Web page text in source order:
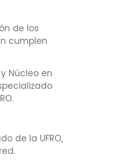
de los
cumplen
Núcleo en
de la UFRO,